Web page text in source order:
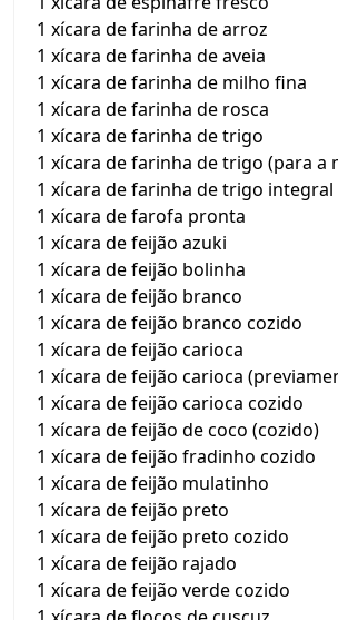
1 xícara de farinha de arroz
1 xícara de farinha de aveia
1 xícara de farinha de milho fina
1 xícara de farinha de rosca
1 xícara de farinha de trigo
1 xícara de farinha de trigo (para a
1 xícara de farinha de trigo integral
1 xícara de farofa pronta
1 xícara de feijão azuki
1 xícara de feijão bolinha
1 xícara de feijão branco
1 xícara de feijão branco cozido
1 xícara de feijão carioca
1 xícara de feijão carioca
1 xícara de feijão carioca cozido
1 xícara de feijão de coco (cozido)
1 xícara de feijão fradinho cozido
1 xícara de feijão mulatinho
1 xícara de feijão preto
1 xícara de feijão preto cozido
1 xícara de feijão rajado
1 xícara de feijão verde cozido